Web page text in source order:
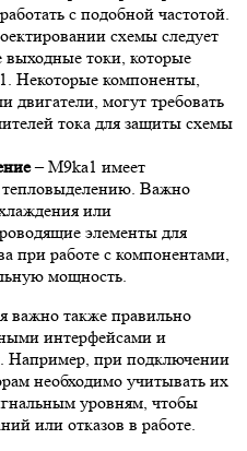
с подобной частотой.
схемы следует
токи, которые
Некоторые компоненты,
двигатели, могут требовать
тока для защиты схемы
– М9ka1 имеет
Важно
или
элементы для
при работе с компонентами,
мощность.
важно также правильно
интерфейсами и
Например, при подключении
необходимо учитывать их
уровням, чтобы
или отказов в работе.